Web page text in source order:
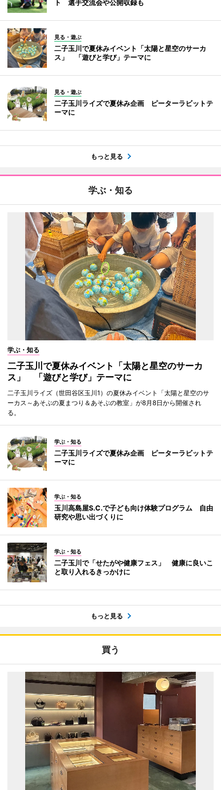
ト 選手交流会や公開収録も
見る・遊ぶ
二子玉川で夏休みイベント「太陽と星空のサーカ
ス」 「遊びと学び」テーマに
見る・遊ぶ
二子玉川ライズで夏休み企画 ピーターラビットテ
ーマに
もっと見る
学ぶ・知る
学ぶ・知る
二子玉川で夏休みイベント「太陽と星空のサーカ
ス」 「遊びと学び」テーマに
二子玉川ライズ（世田谷区玉川1）の夏休みイベント「太陽と星空のサ
ーカス～あそぶの夏まつり＆あそぶの教室」が8月8日から開催され
る。
学ぶ・知る
二子玉川ライズで夏休み企画 ピーターラビットテ
ーマに
学ぶ・知る
玉川高島屋S.C.で子ども向け体験プログラム 自由
研究や思い出づくりに
学ぶ・知る
二子玉川で「せたがや健康フェス」 健康に良いこ
と取り入れるきっかけに
もっと見る
買う